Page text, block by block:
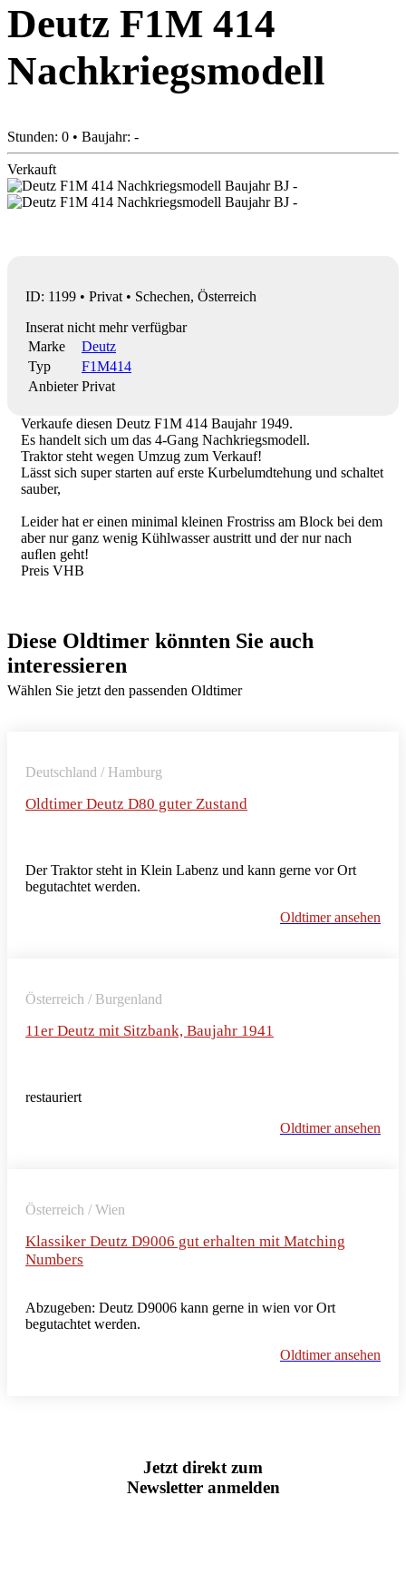
Deutz F1M 414
Nachkriegsmodell
Stunden: 0 • Baujahr: -
Verkauft
ID: 1199 • Privat • Schechen, Österreich
Inserat nicht mehr verfügbar
Marke
Deutz
Typ
F1M414
Anbieter Privat
Verkaufe diesen Deutz F1M 414 Baujahr 1949.
Es handelt sich um das 4-Gang Nachkriegsmodell.
Traktor steht wegen Umzug zum Verkauf!
Lässt sich super starten auf erste Kurbelumdtehung und schaltet
sauber,
Leider hat er einen minimal kleinen Frostriss am Block bei dem
aber nur ganz wenig Kühlwasser austritt und der nur nach
auﬂen geht!
Preis VHB
Diese Oldtimer könnten Sie auch
interessieren
Wählen Sie jetzt den passenden Oldtimer
Deutschland / Hamburg
Oldtimer Deutz D80 guter Zustand
Der Traktor steht in Klein Labenz und kann gerne vor Ort
begutachtet werden.
Oldtimer ansehen
Österreich / Burgenland
11er Deutz mit Sitzbank, Baujahr 1941
restauriert
Oldtimer ansehen
Österreich / Wien
Klassiker Deutz D9006 gut erhalten mit Matching
Numbers
Abzugeben: Deutz D9006 kann gerne in wien vor Ort
begutachtet werden.
Oldtimer ansehen
Jetzt direkt zum
Newsletter anmelden